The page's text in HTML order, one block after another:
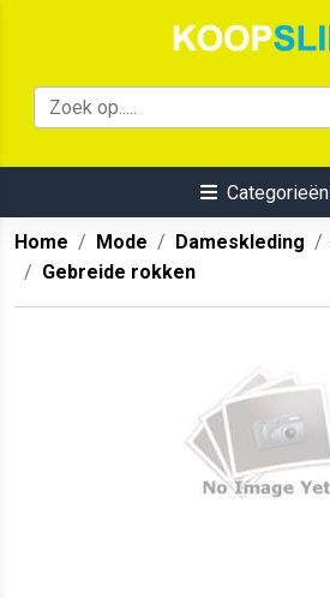
Categorieën
Home Mode Dameskleding
Gebreide rokken